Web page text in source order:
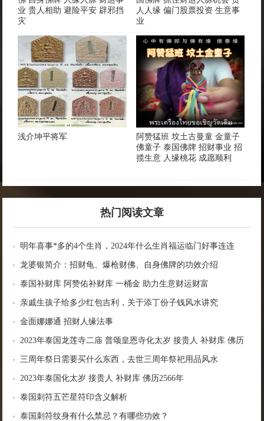
业 贵人相助 避险平安 辟邪挡
灾
人人缘 偏门股票投资 生意事
业
浅介坤平将军
阿赞猛班 坟土古曼童 金童子
佛童子 泰国佛牌 招财事业 招
揽生意 人缘桃花 成愿顺利
热门阅读文章
明年喜事*多的4个生肖，2024年什么生肖福运临门好事连连
龙婆银简介：招财龟、爆枪财佛、自身佛牌的功效介绍
泰国补财库 阿赞佑补财库 一桶金 助力生意财运财富
亲戚生孩子给多少红包吉利，关于添丁份子钱风水讲究
金面娜娜通 招财人缘法事
2023年泰国龙莲寺二庙 普颂皇恩寺化太岁 接贵人 补财库 佛历
2566年
三周年祭日需要买什么东西，去世三周年祭祀用品风水
2023年泰国化太岁 接贵人 补财库 佛历2566年
泰国刺符五芒星符印含义解析
泰国刺符纹身有什么禁忌？有哪些功效？